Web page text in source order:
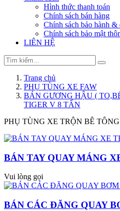
Hình thức thanh toán
Chính sách bán hàng
Chính sách bảo hành &
Chính sách bảo mật
LIÊN HỆ
Trang chủ
PHỤ TÙNG XE FAW
BÁN GƯƠNG HẬU (
TIGER V 8 TẤN
PHỤ TÙNG XE TRỘN BÊ TÔNG
BÁN TAY QUAY MÁNG
Vui lòng gọi
BÁN CÁC ĐĂNG QUAY